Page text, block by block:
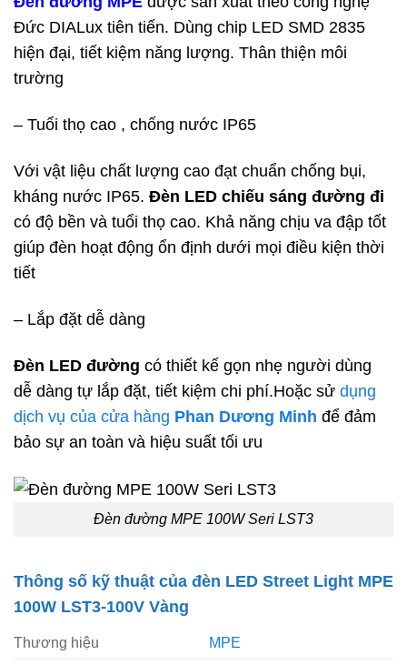
Đức DIALux tiên tiến. Dùng chip LED SMD 2835
hiện đại, tiết kiệm năng lượng. Thân thiện môi
trường
– Tuổi thọ cao , chống nước IP65
Với vật liệu chất lượng cao đạt chuẩn chống bụi,
kháng nước IP65. Đèn LED chiếu sáng đường đi
có độ bền và tuổi thọ cao. Khả năng chịu va đập tốt
giúp đèn hoạt động ổn định dưới mọi điều kiện thời
tiết
– Lắp đặt dễ dàng
Đèn LED đường có thiết kế gọn nhẹ người dùng
dễ dàng tự lắp đặt, tiết kiệm chi phí.Hoặc sử dụng
dịch vụ của cửa hàng Phan Dương Minh để đảm
bảo sự an toàn và hiệu suất tối ưu
Đèn đường MPE 100W Seri LST3
Thông số kỹ thuật của đèn LED Street Light MPE
100W LST3-100V Vàng
Thương hiệu MPE